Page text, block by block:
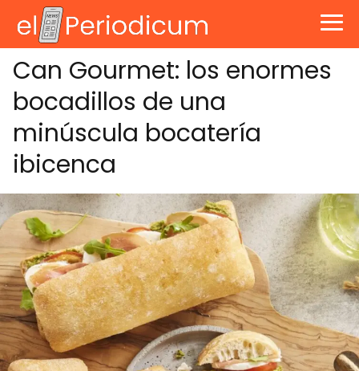
Can Gourmet: los enormes
bocadillos de una
minúscula bocatería
ibicenca